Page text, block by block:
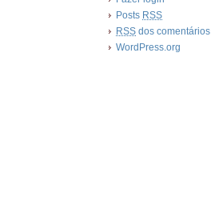
Posts RSS
RSS dos comentários
WordPress.org